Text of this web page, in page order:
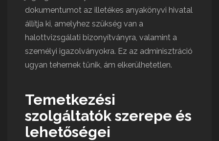
dokumentumot az illetékes anyakönyvi hivatal
állítja ki, amelyhez szükség van a
halottvizsgálati bizonyítványra, valamint a
személyi igazolványokra. Ez az adminisztráció
ugyan tehernek tűnik, ám elkerülhetetlen.
Temetkezési
szolgáltatók szerepe és
lehetőségei